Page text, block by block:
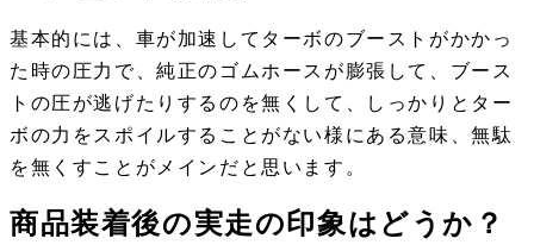
基本的には、車が加速してターボのブーストがかかっ
た時の圧力で、純正のゴムホースが膨張して、ブース
トの圧が逃げたりするのを無くして、しっかりとター
ボの力をスポイルすることがない様にある意味、無駄
を無くすことがメインだと思います。
商品装着後の実走の印象はどうか？